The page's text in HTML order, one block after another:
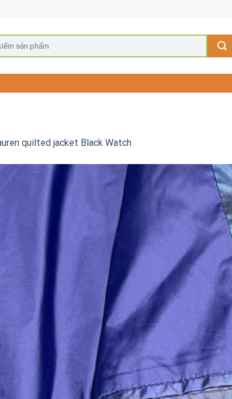
quilted jacket Black Watch